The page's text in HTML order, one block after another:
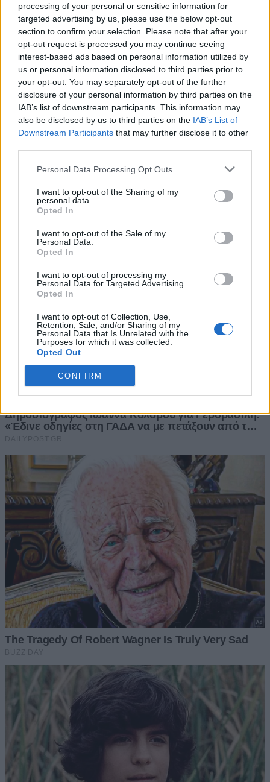
processing of your personal or sensitive information for
targeted advertising by us, please use the below opt-out
section to confirm your selection. Please note that after your
opt-out request is processed you may continue seeing
interest-based ads based on personal information utilized by
us or personal information disclosed to third parties prior to
your opt-out. You may separately opt-out of the further
disclosure of your personal information by third parties on the
IAB’s list of downstream participants. This information may
also be disclosed by us to third parties on the IAB’s List of
Downstream Participants that may further disclose it to other
Personal Data Processing Opt Outs
I want to opt-out of the Sharing of my
personal data.
Opted In
I want to opt-out of the Sale of my
Personal Data.
Opted In
I want to opt-out of processing my
Personal Data for Targeted Advertising.
Opted In
I want to opt-out of Collection, Use,
Retention, Sale, and/or Sharing of my
Personal Data that Is Unrelated with the
Purposes for which it was collected.
Opted Out
CONFIRM